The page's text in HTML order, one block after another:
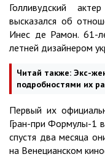
Голливудский
высказался об
Инес де Рамон. 61-
летней дизайнером
Читай также: Экс-
подробностями их
Первый их
Гран-при Формулы-1
спустя два месяца
на Венецианском